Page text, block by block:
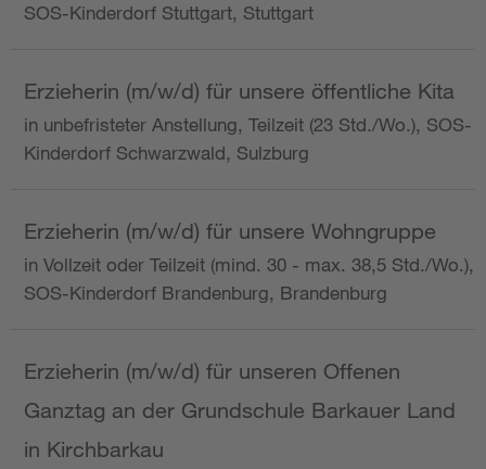
SOS-Kinderdorf Stuttgart, Stuttgart
Erzieherin (m/w/d) für unsere öffentliche Kita
in unbefristeter Anstellung, Teilzeit (23 Std./Wo.), SOS-
Kinderdorf Schwarzwald, Sulzburg
Erzieherin (m/w/d) für unsere Wohngruppe
in Vollzeit oder Teilzeit (mind. 30 - max. 38,5 Std./Wo.),
SOS-Kinderdorf Brandenburg, Brandenburg
Erzieherin (m/w/d) für unseren Offenen
Ganztag an der Grundschule Barkauer Land
in Kirchbarkau